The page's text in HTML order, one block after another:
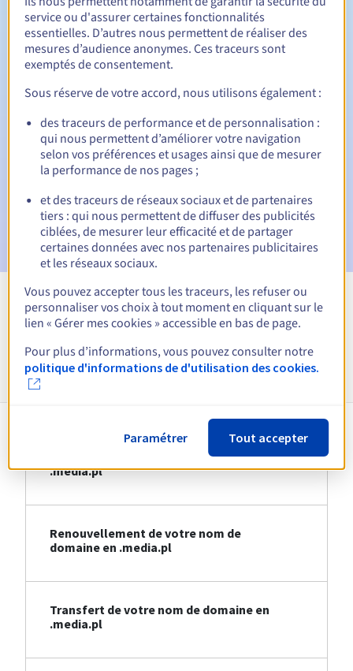
Période de rédemption
Notifications automatiques :
Emails d'avertissement : 60, 30, 15, 7 et 3 jours avant la
date d'échéance
Email le jour de l'expirationpour notification de la
suspension du nom de domaine
Email après la Redemption Grace Periodpour notification
de la suppression du nom de domaine
Voir toutes les extensions
Informations sur le .media.pl
Création de votre nom de domaine en
.media.pl
Renouvellement de votre nom de
domaine en .media.pl
Transfert de votre nom de domaine en
.media.pl
service ou d'assurer certaines fonctionnalités
essentielles. D’autres nous permettent de réaliser des
mesures d’audience anonymes. Ces traceurs sont
exemptés de consentement.
Sous réserve de votre accord, nous utilisons également :
des traceurs de performance et de personnalisation :
qui nous permettent d’améliorer votre navigation
selon vos préférences et usages ainsi que de mesurer
la performance de nos pages ;
et des traceurs de réseaux sociaux et de partenaires
tiers : qui nous permettent de diffuser des publicités
ciblées, de mesurer leur efficacité et de partager
certaines données avec nos partenaires publicitaires
et les réseaux sociaux.
Vous pouvez accepter tous les traceurs, les refuser ou
personnaliser vos choix à tout moment en cliquant sur le
lien « Gérer mes cookies » accessible en bas de page.
Pour plus d’informations, vous pouvez consulter notre
politique d'informations de d'utilisation des cookies.
Paramétrer Tout accepter